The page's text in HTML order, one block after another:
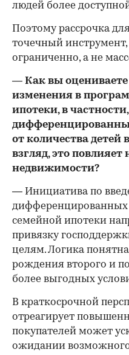
людей более
Поэтому рассрочка
точечный
ограниченно, а не
— Как вы
изменения в
ипотеки, в
от количества детей
взгляд, это
недвижимости?
— Инициатива по
дифференцированных
семейной ипотеки
привязку
целям. Логика
рождения второго и
более выгодных
В краткосрочной
отреагирует
покупателей может
ожидании